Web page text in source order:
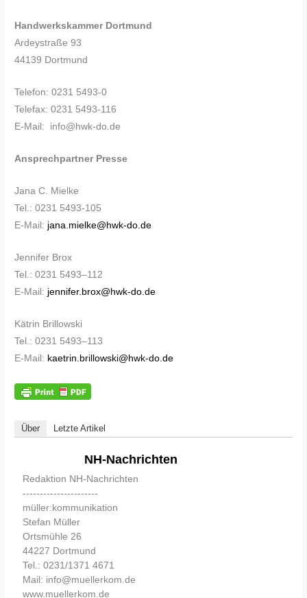
Handwerkskammer Dortmund
Ardeystraße 93
44139 Dortmund
Telefon: 0231 5493-0
Telefax: 0231 5493-116
E-Mail: info@hwk-do.de
Ansprechpartner Presse
Jana C. Mielke
Tel.: 0231 5493-105
E-Mail: jana.mielke@hwk-do.de
Jennifer Brox
Tel.: 0231 5493–112
E-Mail: jennifer.brox@hwk-do.de
Kätrin Brillowski
Tel.: 0231 5493–113
E-Mail: kaetrin.brillowski@hwk-do.de
Über Letzte Artikel
NH-Nachrichten
Redaktion NH-Nachrichten
----------------------
müller:kommunikation
Stefan Müller
Ortsmühle 26
44227 Dortmund
Tel.: 0231/1371 4671
Mail: info@muellerkom.de
www.muellerkom.de